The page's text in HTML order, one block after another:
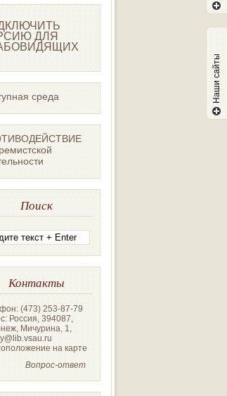
ДЛЯ
среда
Поиск
Контакты
(473) 253-87-79
Россия, 394087,
Мичурина, 1,
на карте
Вопрос-ответ
Наши сайты